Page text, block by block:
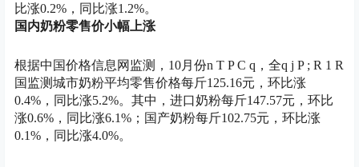
比涨0.2%，同比涨1.2%。
国内奶粉零售价小幅上涨
根据中国价格信息网监测，10月份n T P C q ， 全q j P ; R 1 R
国监测城市奶粉平均零售价格每斤125.16元， 环比涨
0.4%，同比涨5.2%。 其中，进口奶粉每斤147.57元，环比
涨0.6%，同比涨6.1%；国产奶粉每斤102.75元，环比涨
0.1%，同比涨4.0%。